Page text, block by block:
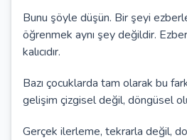
Bunu şöyle düşün. Bir şeyi
öğrenmek aynı şey değildir.
kalıcıdır.
Bazı çocuklarda tam olarak bu
gelişim çizgisel değil, döngüsel
Gerçek ilerleme, tekrarla değil,